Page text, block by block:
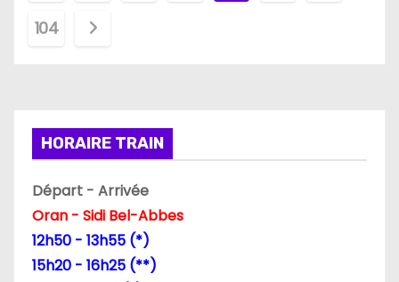
a
g
n
a
t
104
HORAIRE TRAIN
Départ - Arrivée
Oran - Sidi Bel-Abbes
12h50 - 13h55 (*)
15h20 - 16h25 (**)